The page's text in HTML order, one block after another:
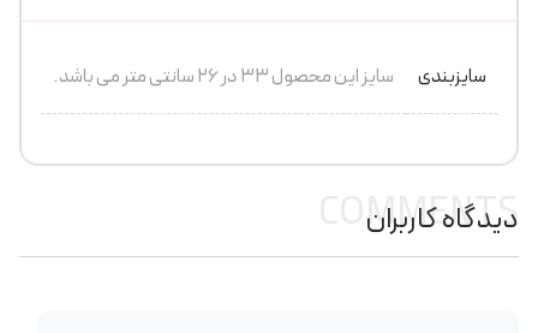
سایزبندی سایز این محصول 33 در 26 سانتی متر می باشد.
دیدگاه کاربران
COMMENTS